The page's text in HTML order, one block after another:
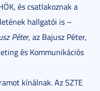
és csatlakoznak a
hallgatói is –
Péter, az Bajusz Péter,
és Kommunikációs
kínálnak. Az SZTE